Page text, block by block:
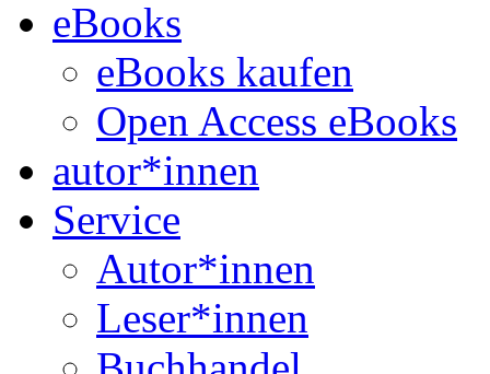
eBooks
eBooks kaufen
Open Access eBooks
autor*innen
Service
Autor*innen
Leser*innen